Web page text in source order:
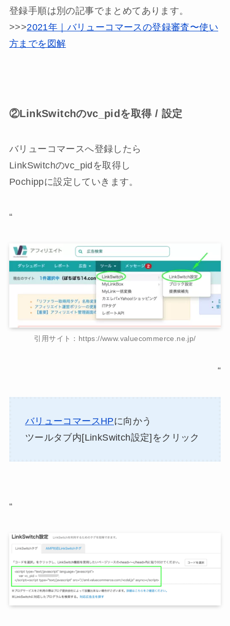
登録手順は別の記事でまとめてあります。
>>>2021年｜バリューコマースの登録審査〜使い
方までを図解
②LinkSwitchのvc_pidを取得 / 設定
バリューコマースへ登録したら
LinkSwitchのvc_pidを取得し
Pochippに設定していきます。
“
引用サイト：https://www.valuecommerce.ne.jp/
“
バリューコマースHPに向かう
ツールタブ内[LinkSwitch設定]をクリック
“